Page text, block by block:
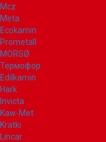
Mcz
Meta
Ecokamin
Prometall
MORSØ
Термофор
Edilkamin
Hark
Invicta
Kaw-Met
Kratki
Lincar